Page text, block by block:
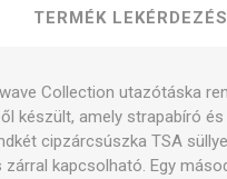
TERMÉK
Collection utazótáska
készült, amely strapabíró
cipzárcsúszka TSA
kapcsolható. Egy